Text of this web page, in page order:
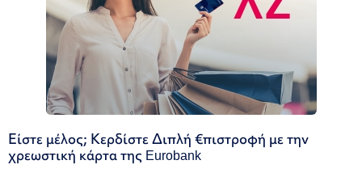
Είστε μέλος; Κερδίστε Διπλή €πιστροφή με την
χρεωστική κάρτα της Eurobank